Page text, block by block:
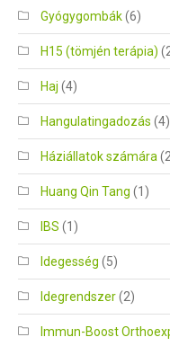
Gyógygombák(6)
H15 (tömjén terápia)
Haj (4)
Hangulatingadozás (4)
Háziállatok számára
Huang Qin Tang (1)
IBS (1)
Idegesség (5)
Idegrendszer(2)
Immun-Boost